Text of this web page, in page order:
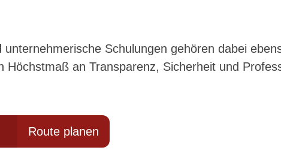
unternehmerische Schulungen gehören dabei
Höchstmaß an Transparenz, Sicherheit und
Route planen